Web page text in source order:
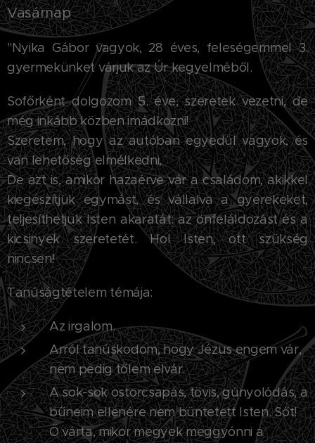
Vasárnap
"Nyika Gábor vagyok, 28 éves, feleségemmel 3.
gyermekünket várjuk az Úr kegyelméből.
Sofőrként dolgozom 5. éve, szeretek vezetni, de
még inkább közben imádkozni!
Szeretem, hogy az autóban egyedül vagyok, és
van lehetőség elmélkedni,
De azt is, amikor hazaérve vár a családom, akikkel
kiegészítjük egymást, és vállalva a gyerekeket,
teljesíthetjük Isten akaratát: az önfeláldozást és a
kicsinyek szeretetét. Hol Isten, ott szükség
nincsen!
Tanúságtételem témája:
Az irgalom.
Arról tanúskodom, hogy Jézus engem vár,
nem pedig tőlem elvár.
A sok-sok ostorcsapás, tövis, gúnyolódás, a
bűneim ellenére nem büntetett Isten. Sőt!
Ő várta, mikor megyek meggyónni a